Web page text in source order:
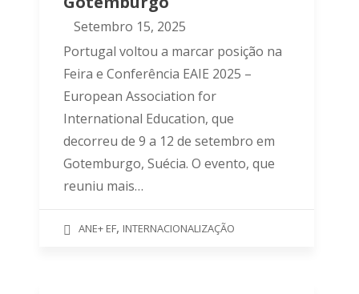
Setembro 15, 2025
Portugal voltou a marcar posição na
Feira e Conferência EAIE 2025 –
European Association for
International Education, que
decorreu de 9 a 12 de setembro em
Gotemburgo, Suécia. O evento, que
reuniu mais…
ANE+ EF, INTERNACIONALIZAÇÃO